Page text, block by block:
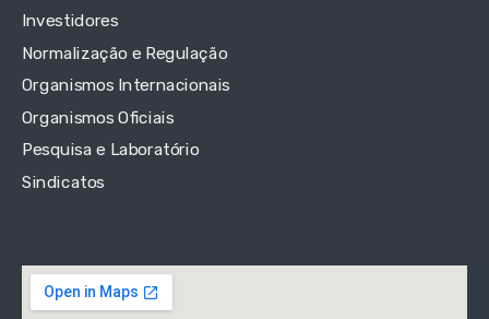
Investidores
Normalização e Regulação
Organismos Internacionais
Organismos Oficiais
Pesquisa e Laboratório
Sindicatos